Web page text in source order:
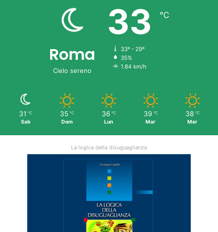
Roma
Cielo sereno
33 ℃
33º - 29º
35%
1.84 km/h
31 ℃
Sab
35 ℃
Dom
36 ℃
Lun
39 ℃
Mar
38 ℃
Mer
La logica della disuguaglianza